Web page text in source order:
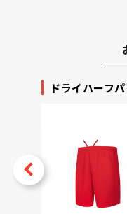
ドライハーフ